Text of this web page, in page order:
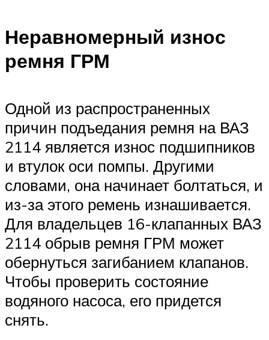
Неравномерный износ
ремня ГРМ
Одной из распространенных
причин подъедания ремня на ВАЗ
2114 является износ подшипников
и втулок оси помпы. Другими
словами, она начинает болтаться, и
из-за этого ремень изнашивается.
Для владельцев 16-клапанных ВАЗ
2114 обрыв ремня ГРМ может
обернуться загибанием клапанов.
Чтобы проверить состояние
водяного насоса, его придется
снять.